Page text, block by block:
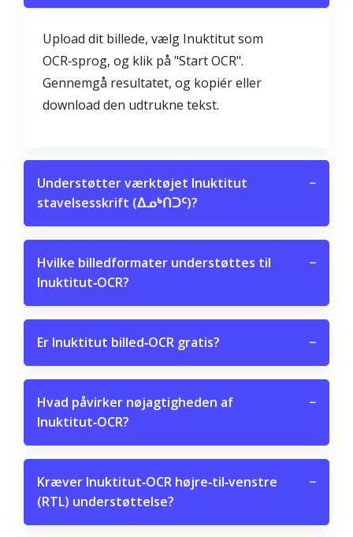
Upload dit billede, vælg Inuktitut som
OCR‑sprog, og klik på "Start OCR".
Gennemgå resultatet, og kopiér eller
download den udtrukne tekst.
Understøtter værktøjet Inuktitut
stavelsesskrift (ᐃᓄᒃᑎᑐᑦ)?
−
Hvilke billedformater understøttes til
Inuktitut‑OCR?
−
Er Inuktitut billed‑OCR gratis? −
Hvad påvirker nøjagtigheden af
Inuktitut‑OCR?
−
Kræver Inuktitut‑OCR højre‑til‑venstre
(RTL) understøttelse?
−